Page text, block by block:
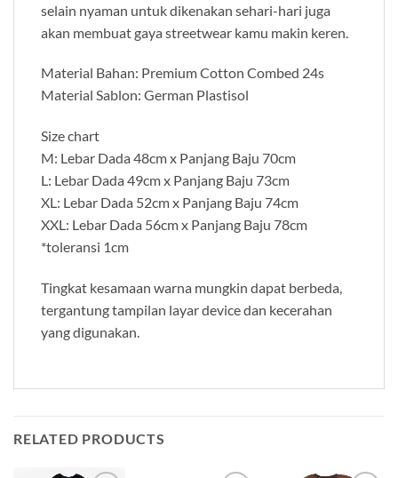
selain nyaman untuk dikenakan sehari-hari juga
akan membuat gaya streetwear kamu makin keren.
Material Bahan: Premium Cotton Combed 24s
Material Sablon: German Plastisol
Size chart
M: Lebar Dada 48cm x Panjang Baju 70cm
L: Lebar Dada 49cm x Panjang Baju 73cm
XL: Lebar Dada 52cm x Panjang Baju 74cm
XXL: Lebar Dada 56cm x Panjang Baju 78cm
*toleransi 1cm
Tingkat kesamaan warna mungkin dapat berbeda,
tergantung tampilan layar device dan kecerahan
yang digunakan.
RELATED PRODUCTS